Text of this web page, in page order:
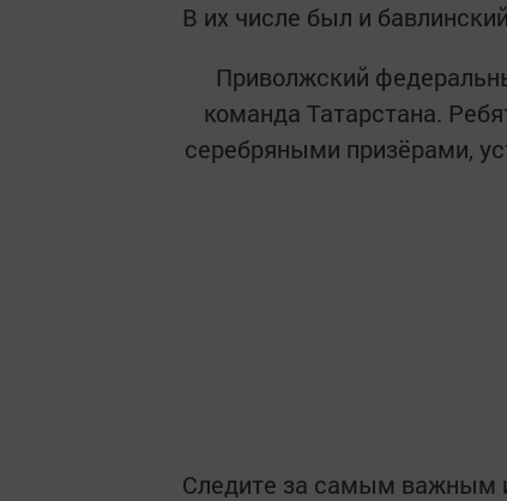
В их числе был и
Приволжский
команда Татарстана.
серебряными призёрами,
Следите за самым важным